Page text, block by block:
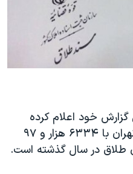
گزارش خود اعلام کرده
است که در سال ۱۴۰۲ استان تهران با ۶۳۳۴ هزار و ۹۷
طلاق در سال گذشته است.